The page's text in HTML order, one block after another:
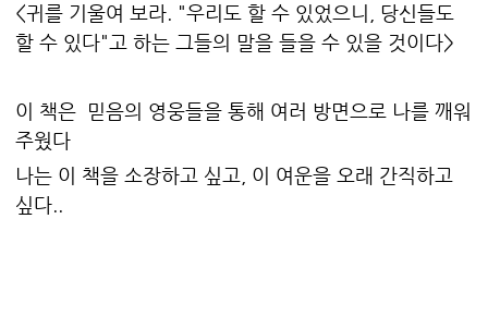
<귀를 기울여 보라. "우리도 할 수 있었으니, 당신들도
할 수 있다"고 하는 그들의 말을 들을 수 있을 것이다>
이 책은 믿음의 영웅들을 통해 여러 방면으로 나를 깨워
주웠다
나는 이 책을 소장하고 싶고, 이 여운을 오래 간직하고
싶다..